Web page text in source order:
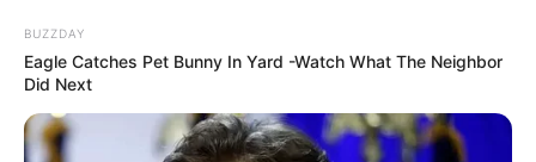
BUZZDAY
Eagle Catches Pet Bunny In Yard -Watch What The Neighbor
Did Next